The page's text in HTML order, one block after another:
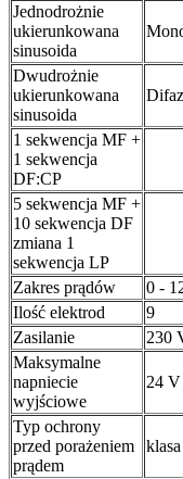
Jednodrożnie
ukierunkowana
sinusoida
Dwudrożnie
ukierunkowana
sinusoida
1 sekwencja MF +
1 sekwencja
DF:CP
5 sekwencja MF +
10 sekwencja DF
zmiana 1
sekwencja LP
Zakres prądów
0 -
Ilość elektrod
9
Zasilanie
230
Maksymalne
napniecie
wyjściowe
24 V
Typ ochrony
przed porażeniem
prądem